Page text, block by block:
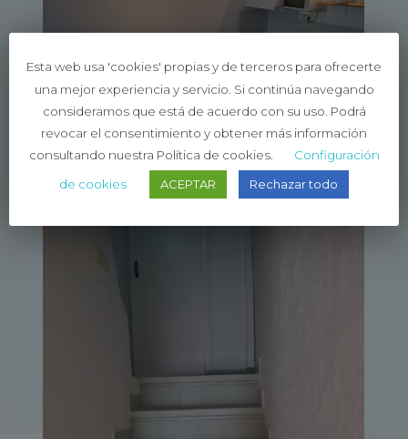
Esta web usa 'cookies' propias y de terceros para ofrecerte
una mejor experiencia y servicio. Si continúa navegando
consideramos que está de acuerdo con su uso. Podrá
revocar el consentimiento y obtener más información
consultando nuestra Política de cookies.
Configuración
de cookies
ACEPTAR Rechazar todo